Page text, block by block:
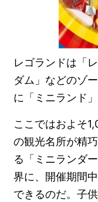
レゴランドは「
ダム」などのゾ
に「ミニランド」
ここではおよそ
の観光名所が精
る「ミニランダ
界に、開催期間
できるのだ。子